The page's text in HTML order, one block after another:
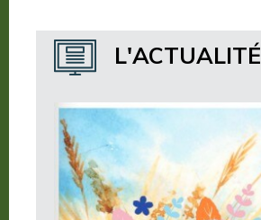
Où dormir ?
L'ACTUALITÉ